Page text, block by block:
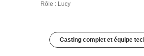
Rôle : Lucy
Casting complet et équipe